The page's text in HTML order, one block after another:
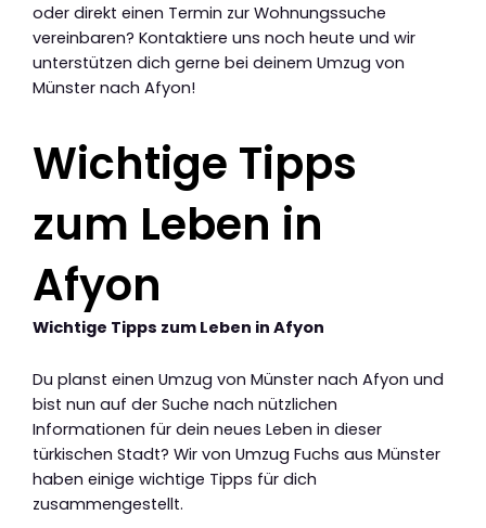
oder direkt einen Termin zur Wohnungssuche
vereinbaren? Kontaktiere uns noch heute und wir
unterstützen dich gerne bei deinem Umzug von
Münster nach Afyon!
Wichtige Tipps
zum Leben in
Afyon
Wichtige Tipps zum Leben in Afyon
Du planst einen Umzug von Münster nach Afyon und
bist nun auf der Suche nach nützlichen
Informationen für dein neues Leben in dieser
türkischen Stadt? Wir von Umzug Fuchs aus Münster
haben einige wichtige Tipps für dich
zusammengestellt.